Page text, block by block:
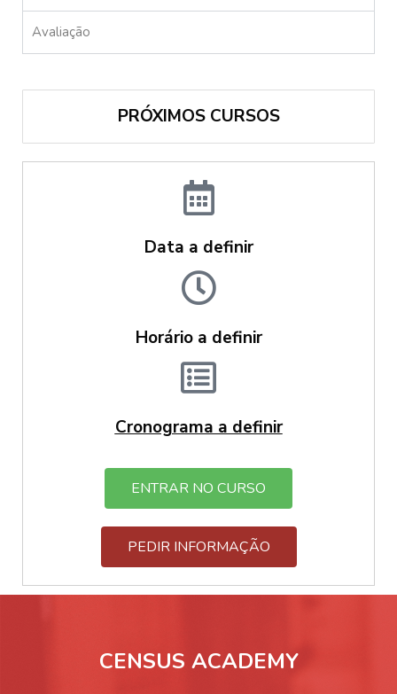
Avaliação
PRÓXIMOS CURSOS
Data a definir
Horário a definir
Cronograma a definir
ENTRAR NO CURSO
PEDIR INFORMAÇÃO
CENSUS ACADEMY